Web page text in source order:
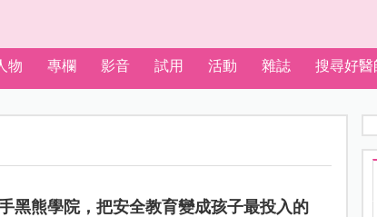
物 專欄 影音 試用 活動 雜誌 搜尋好醫
黑熊學院，把安全教育變成孩子最投入的